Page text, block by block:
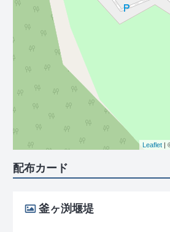
Leaflet |
配布カード
釜ヶ渕堰堤